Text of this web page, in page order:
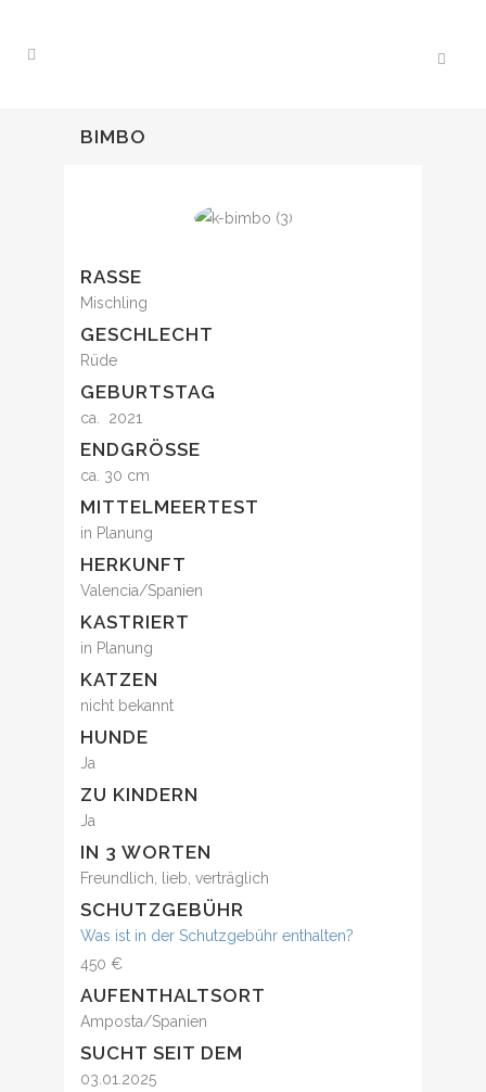
BIMBO
RASSE
Mischling
GESCHLECHT
Rüde
GEBURTSTAG
ca. 2021
ENDGRÖSSE
ca. 30 cm
MITTELMEERTEST
in Planung
HERKUNFT
Valencia/Spanien
KASTRIERT
in Planung
KATZEN
nicht bekannt
HUNDE
Ja
ZU KINDERN
Ja
IN 3 WORTEN
Freundlich, lieb, verträglich
SCHUTZGEBÜHR
Was ist in der Schutzgebühr enthalten?
450 €
AUFENTHALTSORT
Amposta/Spanien
SUCHT SEIT DEM
03.01.2025